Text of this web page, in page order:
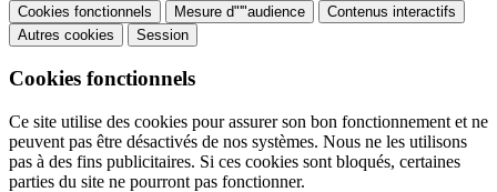
Cookies fonctionnels Mesure d"'"audience
Contenus interactifs
Autres cookies
Session
Cookies fonctionnels
Ce site utilise des cookies pour assurer son bon fonctionnement et ne
peuvent pas être désactivés de nos systèmes. Nous ne les utilisons
pas à des fins publicitaires. Si ces cookies sont bloqués, certaines
parties du site ne pourront pas fonctionner.